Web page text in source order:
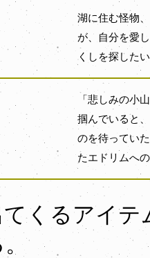
湖に住む怪物
が、自分を愛
くしを探した
「悲しみの小
掴んでいると
のを待ってい
たエドリムへ
くるアイテ